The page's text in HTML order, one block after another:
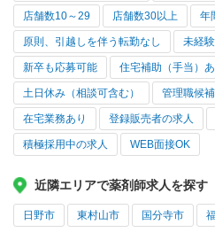
店舗数10～29 店舗数30以上 年
原則、引越しを伴う転勤なし 未経
新卒も応募可能 住宅補助（手当）あ
土日休み（相談可含む） 管理職候補
在宅業務あり 登録販売者の求人
積極採用中の求人 WEB面接OK
近隣エリアで薬剤師求人を探す
日野市 東村山市 国分寺市